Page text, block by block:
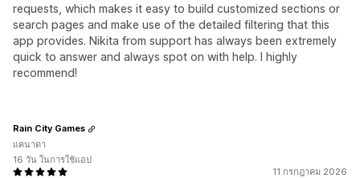
requests, which makes it easy to build customized sections or
search pages and make use of the detailed filtering that this
app provides. Nikita from support has always been extremely
quick to answer and always spot on with help. I highly
recommend!
11 กรกฎาคม 2026
Rain City Games
แคนาดา
16 วัน ในการใช้แอป